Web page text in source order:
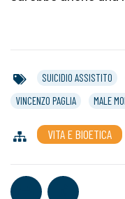
SUICIDIO ASSISTITO
VINCENZO PAGLIA
MALE
VITA E BIOETICA